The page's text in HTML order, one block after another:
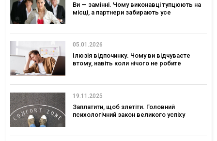
Ви — замінні. Чому виконавці тупцюють на
місці, а партнери забирають усе
05.01.2026
Ілюзія відпочинку. Чому ви відчуваєте
втому, навіть коли нічого не робите
19.11.2025
Заплатити, щоб злетіти. Головний
психологічний закон великого успіху